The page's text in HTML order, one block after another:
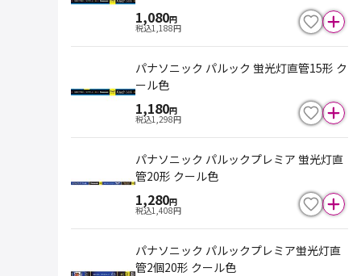
1,080円
税込1,188円
パナソニック パルック 蛍光灯直管15形 ク
ール色
1,180円
税込1,298円
パナソニック パルックプレミア 蛍光灯直
管20形 クール色
1,280円
税込1,408円
パナソニック パルックプレミア蛍光灯直
管2個20形 クール色